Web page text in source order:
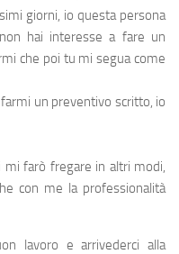
giorni, io questa persona
hai interesse a fare un
che poi tu mi segua come
un preventivo scritto, io
mi farò fregare in altri modi,
con me la professionalità
lavoro e arrivederci alla